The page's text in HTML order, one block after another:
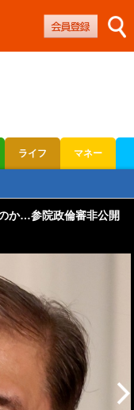
ライフ マネー
か…参院政倫審非公開